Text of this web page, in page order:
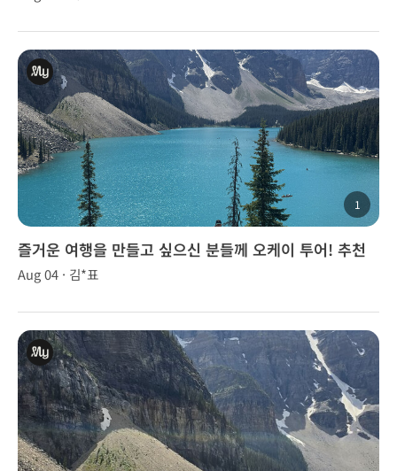
1
즐거운 여행을 만들고 싶으신 분들께 오케이 투어! 추천
합니다~!
Aug 04 · 김*표